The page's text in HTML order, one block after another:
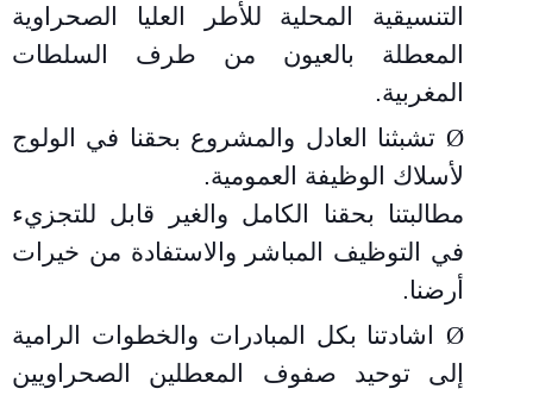
التنسيقية المحلية للأطر العليا الصحراوية
المعطلة بالعيون من طرف السلطات
المغربية.
Ø تشبثنا العادل والمشروع بحقنا في الولوج
لأسلاك الوظيفة العمومية.
مطالبتنا بحقنا الكامل والغير قابل للتجزيء
في التوظيف المباشر والاستفادة من خيرات
أرضنا.
Ø
اشادتنا بكل المبادرات والخطوات الرامية
إلى توحيد صفوف المعطلين الصحراويين